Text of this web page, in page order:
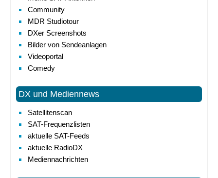
Community
MDR Studiotour
DXer Screenshots
Bilder von Sendeanlagen
Videoportal
Comedy
DX und Mediennews
Satellitenscan
SAT-Frequenzlisten
aktuelle SAT-Feeds
aktuelle RadioDX
Mediennachrichten